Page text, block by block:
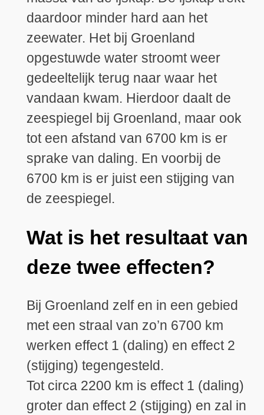
daardoor minder hard aan het
zeewater. Het bij Groenland
opgestuwde water stroomt weer
gedeeltelijk terug naar waar het
vandaan kwam. Hierdoor daalt de
zeespiegel bij Groenland, maar ook
tot een afstand van 6700 km is er
sprake van daling. En voorbij de
6700 km is er juist een stijging van
de zeespiegel.
Wat is het resultaat van
deze twee effecten?
Bij Groenland zelf en in een gebied
met een straal van zo’n 6700 km
werken effect 1 (daling) en effect 2
(stijging) tegengesteld.
Tot circa 2200 km is effect 1 (daling)
groter dan effect 2 (stijging) en zal in